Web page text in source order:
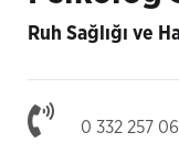
Ruh Sağlığı ve
0 332 257